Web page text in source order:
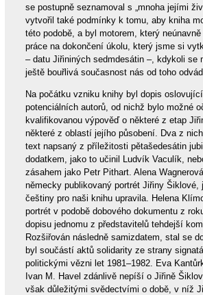
se postupně seznamoval s „mnoha jejími
vytvořil také podmínky k tomu, aby kniha
této podobě, a byl motorem, který neúnavně
práce na dokončení úkolu, který jsme si
– datu Jiřininých sedmdesátin –, kdykoli se
ještě bouřlivá současnost nás od toho
Na počátku vzniku knihy byl dopis
potenciálních autorů, od nichž bylo možné
kvalifikovanou výpověď o některé z etap
některé z oblastí jejího působení. Dva z
text napsaný z příležitosti pětašedesátin
dodatkem, jako to učinil Ludvík Vaculík,
zásahem jako Petr Pithart. Alena
německy publikovaný portrét Jiřiny Šiklové,
češtiny pro naši knihu upravila. Helena
portrét v podobě dobového dokumentu z
dopisu jednomu z představitelů tehdejší
Rozšiřován následně samizdatem, stal se
byl součástí aktů solidarity ze strany
politickými vězni let 1981–1982. Eva
Ivan M. Havel zdánlivě nepíší o Jiřině
však důležitými svědectvími o době, v níž